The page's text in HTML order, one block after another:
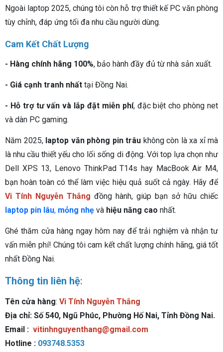
Ngoài laptop 2025, chúng tôi còn hỗ trợ thiết kế PC văn phòng
tùy chỉnh, đáp ứng tối đa nhu cầu người dùng.
Cam Kết Chất Lượng
- Hàng chính hãng 100%, bảo hành đầy đủ từ nhà sản xuất.
- Giá cạnh tranh nhất tại Đồng Nai.
- Hỗ trợ tư vấn và lắp đặt miễn phí, đặc biệt cho phòng net
và dàn PC gaming.
Năm 2025, laptop văn phòng pin trâu không còn là xa xỉ mà
là nhu cầu thiết yếu cho lối sống di động. Với top lựa chọn như
Dell XPS 13, Lenovo ThinkPad T14s hay MacBook Air M4,
bạn hoàn toàn có thể làm việc hiệu quả suốt cả ngày. Hãy để
Vi Tính Nguyễn Thắng đồng hành, giúp bạn sở hữu chiếc
laptop pin lâu, mỏng nhẹ và hiệu năng cao nhất.
Ghé thăm cửa hàng ngay hôm nay để trải nghiệm và nhận tư
vấn miễn phí! Chúng tôi cam kết chất lượng chính hãng, giá tốt
nhất Đồng Nai.
Thông tin liên hệ:
Tên cửa hàng: Vi Tính Nguyễn Thắng
Địa chỉ: Số 540, Ngũ Phúc, Phường Hố Nai, Tỉnh Đồng Nai.
Email : vitinhnguyenthang@gmail.com
Hotline : 093748.5353